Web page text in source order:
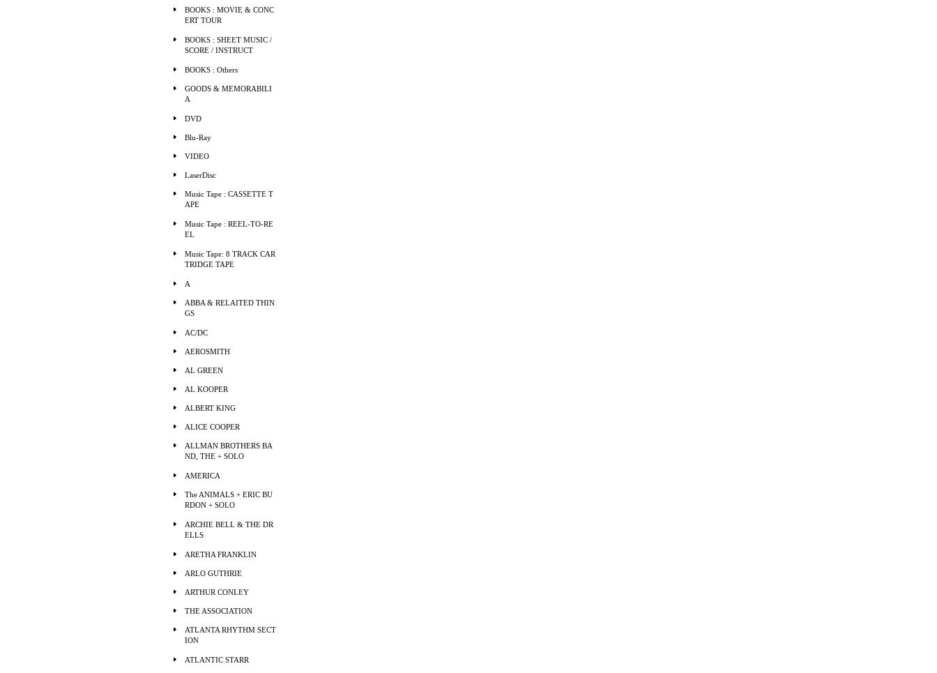
BOOKS : MOVIE & CONC
ERT TOUR
BOOKS : SHEET MUSIC /
SCORE / INSTRUCT
BOOKS : Others
GOODS & MEMORABILI
A
DVD
Blu-Ray
VIDEO
LaserDisc
Music Tape : CASSETTE T
APE
Music Tape : REEL-TO-RE
EL
Music Tape: 8 TRACK CAR
TRIDGE TAPE
A
ABBA & RELAITED THIN
GS
AC/DC
AEROSMITH
AL GREEN
AL KOOPER
ALBERT KING
ALICE COOPER
ALLMAN BROTHERS BA
ND, THE + SOLO
AMERICA
The ANIMALS + ERIC BU
RDON + SOLO
ARCHIE BELL & THE DR
ELLS
ARETHA FRANKLIN
ARLO GUTHRIE
ARTHUR CONLEY
THE ASSOCIATION
ATLANTA RHYTHM SECT
ION
ATLANTIC STARR